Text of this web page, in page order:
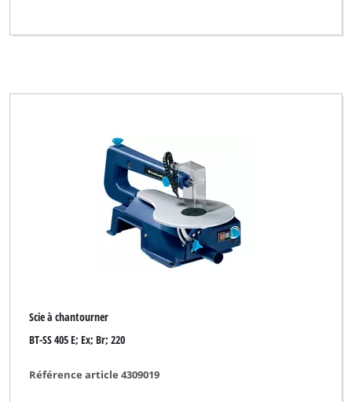
Scie à chantourner
BT-SS 405 E; Ex; Br; 220
Référence article 4309019